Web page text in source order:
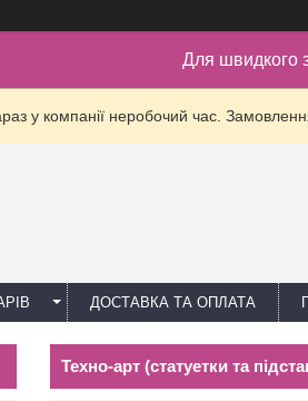
Для швидкого
у компанії неробочий час.
ДОСТАВКА ТА ОПЛАТА
Техно-арт (статуетки та